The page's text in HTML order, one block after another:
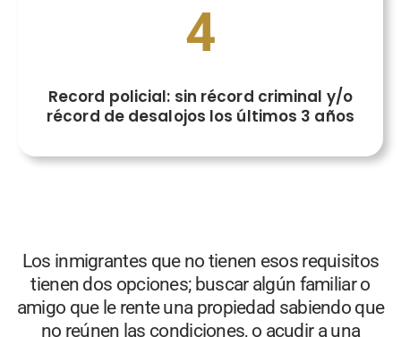
4
Record policial: sin récord criminal y/o
récord de desalojos los últimos 3 años
Los inmigrantes que no tienen esos requisitos
tienen dos opciones; buscar algún familiar o
amigo que le rente una propiedad sabiendo que
no reúnen las condiciones, o acudir a una